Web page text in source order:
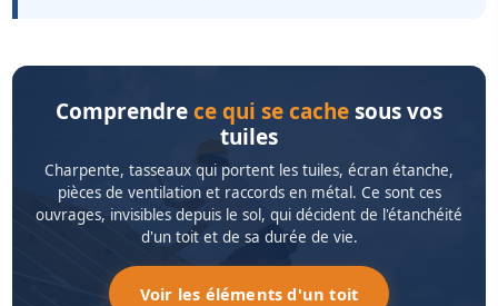
Comprendrece qui se cachesous vos
tuiles
Charpente, tasseaux qui portent les tuiles, écran étanche,
pièces de ventilation et raccords en métal. Ce sont ces
ouvrages, invisibles depuis le sol, qui décident de l'étanchéité
d'un toit et de sa durée de vie.
Voir les éléments d'un toit